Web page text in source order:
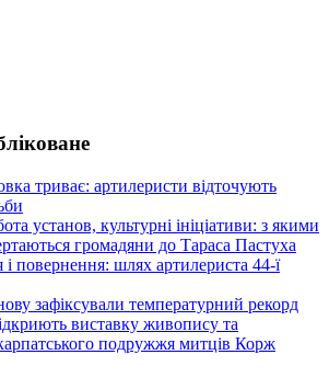
триває: артилеристи відточують
установ, культурні ініціативи: з якими
громадяни до Тараса Пастуха
і повернення: шлях артилериста 44-ї
зафіксували температурний рекорд
виставку живопису та
подружжя митців Корж